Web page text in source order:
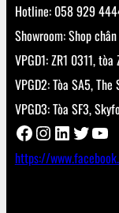
Hotline: 058 929
Showroom: Shop
VPGD1: ZR1 0311,
VPGD2: Tòa SA5,
VPGD3: Tòa SF3,
Facebook Instagram LinkedIn Twitter YouTube
https://